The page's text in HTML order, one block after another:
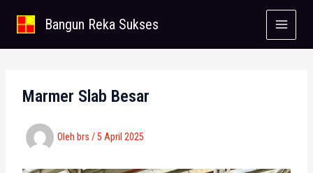
Bangun Reka Sukses
Marmer Slab Besar
Oleh brs /5 April 2025